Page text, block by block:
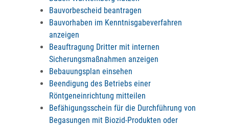
Bauvorbescheid beantragen
Bauvorhaben im Kenntnisgabeverfahren
anzeigen
Beauftragung Dritter mit internen
Sicherungsmaßnahmen anzeigen
Bebauungsplan einsehen
Beendigung des Betriebs einer
Röntgeneinrichtung mitteilen
Befähigungsschein für die Durchführung von
Begasungen mit Biozid-Produkten oder